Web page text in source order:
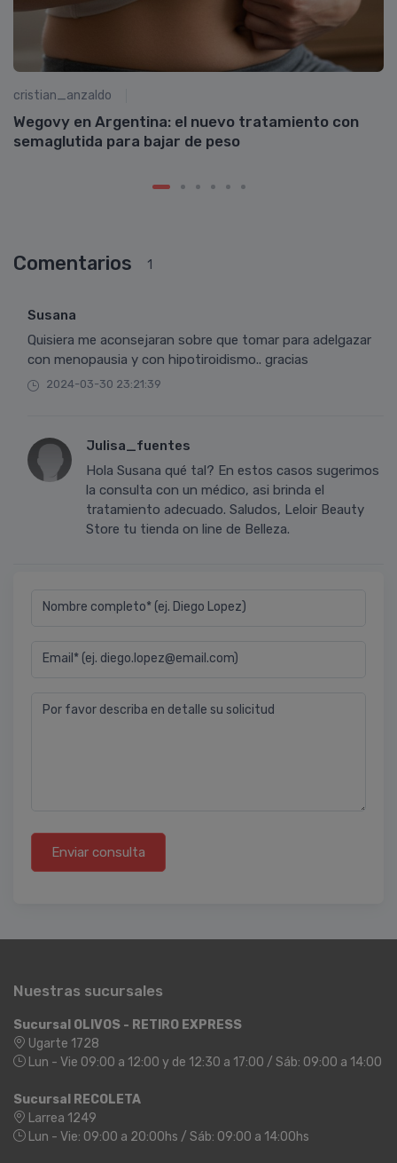
cristian_anzaldo
Wegovy en Argentina: el nuevo tratamiento con
semaglutida para bajar de peso
Comentarios 1
Susana
Quisiera me aconsejaran sobre que tomar para adelgazar
con menopausia y con hipotiroidismo.. gracias
2024-03-30 23:21:39
Julisa_fuentes
Hola Susana qué tal? En estos casos sugerimos
la consulta con un médico, asi brinda el
tratamiento adecuado. Saludos, Leloir Beauty
Store tu tienda on line de Belleza.
Nombre completo* (ej. Diego Lopez)
Email* (ej. diego.lopez@email.com)
Por favor describa en detalle su solicitud
Enviar consulta
Nuestras sucursales
Sucursal OLIVOS - RETIRO EXPRESS
Ugarte 1728
Lun - Vie 09:00 a 12:00 y de 12:30 a 17:00 / Sáb: 09:00 a 14:00
Sucursal RECOLETA
Larrea 1249
Lun - Vie: 09:00 a 20:00hs / Sáb: 09:00 a 14:00hs